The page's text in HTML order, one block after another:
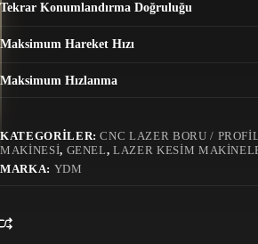
Tekrar Konumlandırma Doğruluğu
Maksimum Hareket Hızı
Maksimum Hızlanma
KATEGORILER:CNC LAZER BORU /
MAKINESI, GENEL,LAZER KESIM
MARKA: YDM